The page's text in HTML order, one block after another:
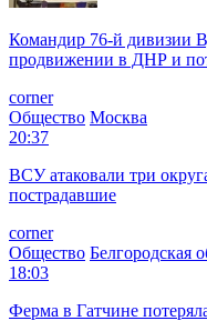
Командир 76-й дивизии
продвижении в ДНР и
corner
Общество Москва
20:37
ВСУ атаковали три
пострадавшие
corner
Общество Белгородская
18:03
Ферма в Гатчине